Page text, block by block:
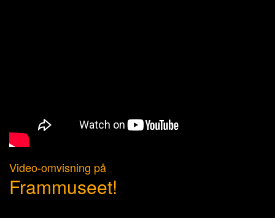
Video-omvisning på
Frammuseet!